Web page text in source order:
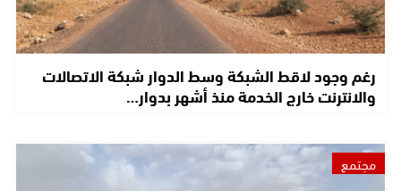
رغم وجود لاقط الشبكة وسط الدوار شبكة الاتصالات
والانترنت خارج الخدمة منذ أشهر بدوار…
مجتمع